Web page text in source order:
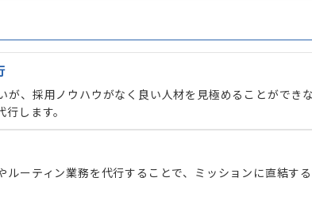
が、採用ノウハウがなく良い人材を見極めることができ
します。
ーティン業務を代行することで、ミッションに直結する